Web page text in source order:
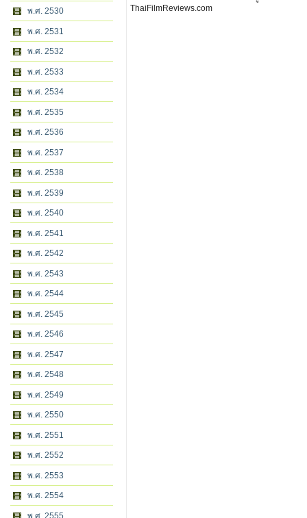
พ.ศ. 2530
พ.ศ. 2531
พ.ศ. 2532
พ.ศ. 2533
พ.ศ. 2534
พ.ศ. 2535
พ.ศ. 2536
พ.ศ. 2537
พ.ศ. 2538
พ.ศ. 2539
พ.ศ. 2540
พ.ศ. 2541
พ.ศ. 2542
พ.ศ. 2543
พ.ศ. 2544
พ.ศ. 2545
พ.ศ. 2546
พ.ศ. 2547
พ.ศ. 2548
พ.ศ. 2549
พ.ศ. 2550
พ.ศ. 2551
พ.ศ. 2552
พ.ศ. 2553
พ.ศ. 2554
พ.ศ. 2555
ThaiFilmReviews.com